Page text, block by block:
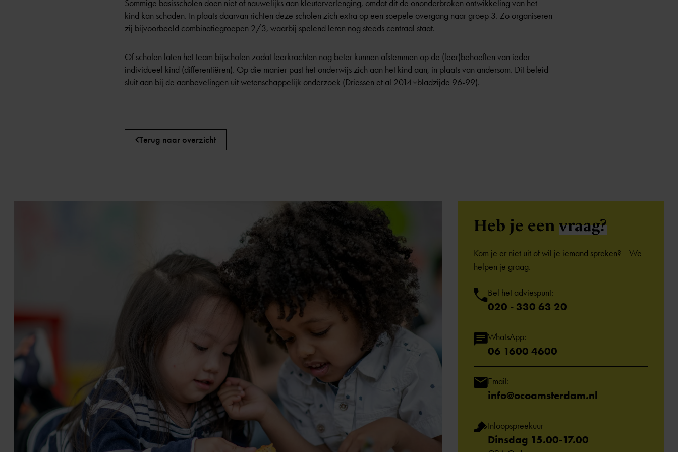
Sommige basisscholen doen niet of nauwelijks aan kleuterverlenging, omdat dit de ononderbroken ontwikkeling van het
kind kan schaden. In plaats daarvan richten deze scholen zich extra op een soepele overgang naar groep 3. Zo organiseren
zij bijvoorbeeld combinatiegroepen 2/3, waarbij spelend leren nog steeds centraal staat.
Of scholen laten het team bijscholen zodat leerkrachten nog beter kunnen afstemmen op de (leer)behoeften van ieder
individueel kind (differentiëren). Op die manier past het onderwijs zich aan het kind aan, in plaats van andersom. Dit beleid
sluit aan bij de aanbevelingen uit wetenschappelijk onderzoek (Driessen et al 2014 bladzijde 96-99).
Terug naar overzicht
Heb je een vraag?
Kom je er niet uit of wil je iemand spreken? We
helpen je graag.
Bel het adviespunt:
020 - 330 63 20
WhatsApp:
06 1600 4600
Email:
info@ocoamsterdam.nl
Inloopspreekuur
Dinsdag 15.00-17.00